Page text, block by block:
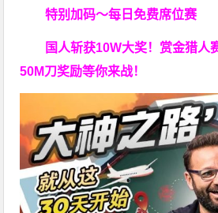
特别加码～每日免费席位赛
国人斩获10W大奖！ 赏金猎人
50M刀奖励等你来战！